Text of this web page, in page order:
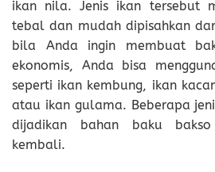
ikan nila. Jenis ikan tersebut
tebal dan mudah dipisahkan
bila Anda ingin membuat
ekonomis, Anda bisa
seperti ikan kembung, ikan
atau ikan gulama. Beberapa
dijadikan bahan baku
kembali.